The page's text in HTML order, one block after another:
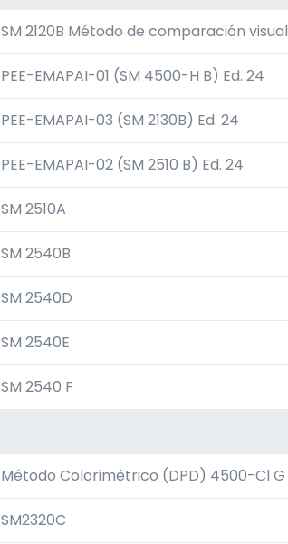
SM 2120B Método de comparación visual
PEE-EMAPAI-01 (SM 4500-H B) Ed. 24
PEE-EMAPAI-03 (SM 2130B) Ed. 24
PEE-EMAPAI-02 (SM 2510 B) Ed. 24
SM 2510A
SM 2540B
SM 2540D
SM 2540E
SM 2540 F
Método Colorimétrico (DPD) 4500-Cl G
SM2320C